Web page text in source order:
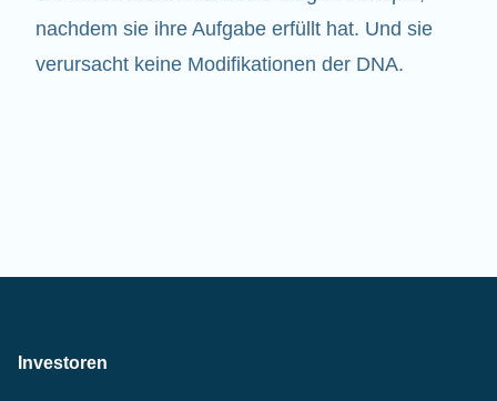
nachdem sie ihre Aufgabe erfüllt hat. Und sie
verursacht keine Modifikationen der DNA.
Investoren